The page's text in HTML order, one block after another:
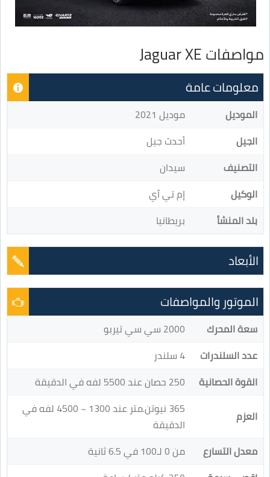
مواصفات Jaguar XE
معلومات عامة
الموديل
موديل 2021
الجيل
أحدث جيل
التصنيف
سيدان
الوكيل
إم تي آي
بلد المنشأ
بريطانيا
الأبعاد
الموتور والمواصفات
سعة المحرك
2000 سي سي تيربو
عدد السلندرات
4 سلندر
القوة الحصانية
250 حصان عند 5500 لفه في الدقيقة
العزم
365 نيوتن.متر عند 1300 ~ 4500 لفه في
الدقيقة
معدل التسارع
من 0 لـ100 في 6.5 ثانية